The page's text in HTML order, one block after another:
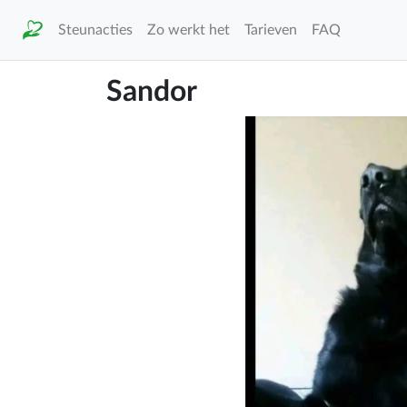
Steunacties Zo werkt het Tarieven FAQ
Sandor